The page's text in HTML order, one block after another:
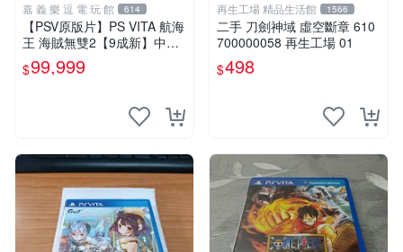
嘉 義 樂 逗 電 玩 館 614
【PSV原版片】PS VITA 航海
王 海賊無雙2【9成新】中文
版✪中古二手✪嘉義樂逗電玩
館
$99,999
再生工場 精品生活館 1566
二手 刀劍神域 虛空斷章 610
700000058 再生工場 01
$498